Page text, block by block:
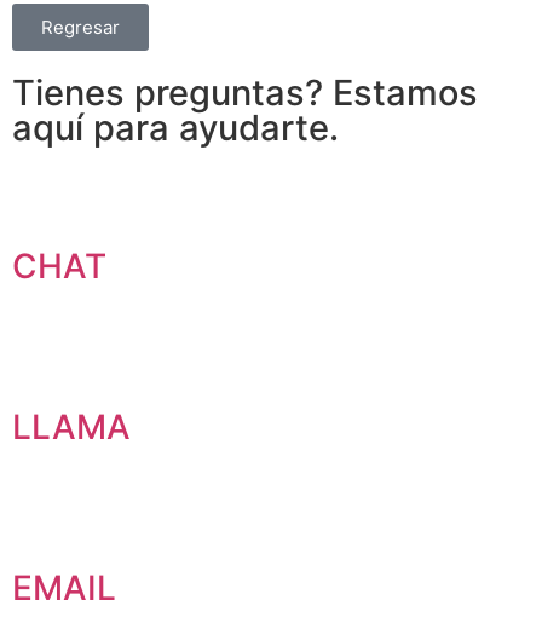
Regresar
Tienes preguntas? Estamos
aquí para ayudarte.
CHAT
LLAMA
EMAIL